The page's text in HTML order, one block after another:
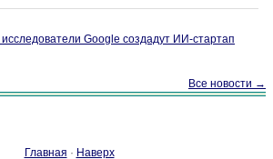
Google создадут ИИ-стартап
Все новости →
Главная · Наверх